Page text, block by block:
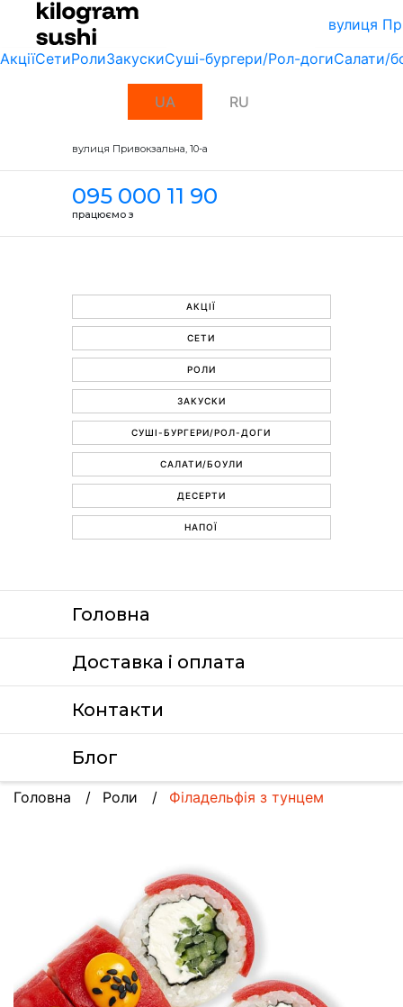
вулиця
АкціїСетиРолиЗакускиСуші-бургери/Рол-догиСалати/
UA RU
вулиця Привокзальна, 10-a
095 000 11 90
працюємо з
АКЦІЇ
СЕТИ
РОЛИ
ЗАКУСКИ
СУШІ-БУРГЕРИ/РОЛ-ДОГИ
САЛАТИ/БОУЛИ
ДЕСЕРТИ
НАПОЇ
Головна
Доставка i оплата
Контакти
Блог
Головна Роли Філадельфія з тунцем